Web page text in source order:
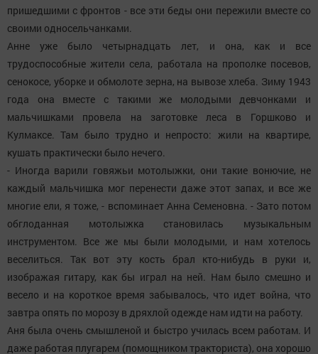
пришедшими с фронтов - все эти беды они пережили вместе со
своими односельчанками.
Анне уже было четырнадцать лет, и она, как и все
трудоспособные жители села, работала на прополке посевов,
сенокосе, уборке и обмолоте зерна, на вывозе хлеба. Зиму 1943
года она вместе с такими же молодыми девчонками и
мальчишками провела на заготовке леса в Горшково и
Кулмаксе. Там было трудно и непросто: жили на квартире,
кушать практически было нечего.
- Иногда варили говяжьи мотолыжки, они такие вонючие, не
каждый мальчишка мог перенести даже этот запах, и все же
многие ели, я тоже, - вспоминает Анна Семеновна. - Зато потом
обглоданная мотолыжка становилась музыкальным
инструментом. Все же мы были молодыми, и нам хотелось
веселиться. Так вот эту кость брал кто-нибудь в руки и,
изображая гитару, как бы играл на ней. Нам было смешно и
весело и на короткое время забывалось, что идет война, что
завтра опять по морозу в дряхлой одежде нам идти на работу.
Аня была очень смышленой и быстро училась всем работам. И
даже работая плугарем (помощником тракториста), она хорошо